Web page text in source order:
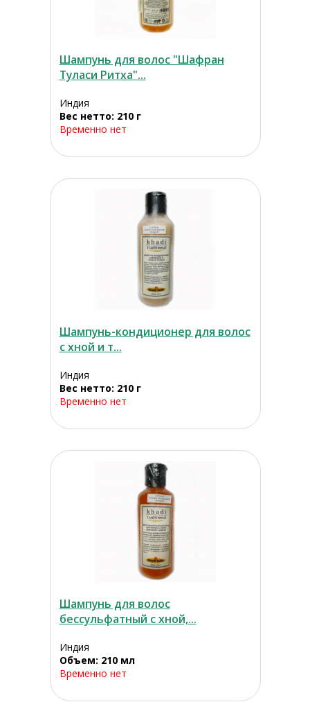
Шампунь для волос "Шафран
Туласи Ритха"...
Индия
Вес нетто: 210 г
Временно нет
Шампунь-кондиционер для волос
с хной и т...
Индия
Вес нетто: 210 г
Временно нет
Шампунь для волос
бессульфатный с хной,...
Индия
Объем: 210 мл
Временно нет